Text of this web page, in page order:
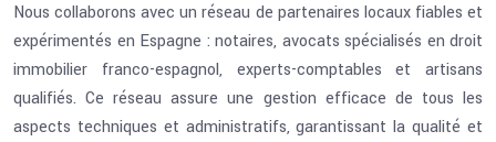
Nous collaborons avec un réseau de partenaires locaux fiables et
expérimentés en Espagne : notaires, avocats spécialisés en droit
immobilier franco-espagnol, experts-comptables et artisans
qualifiés. Ce réseau assure une gestion efficace de tous les
aspects techniques et administratifs, garantissant la qualité et